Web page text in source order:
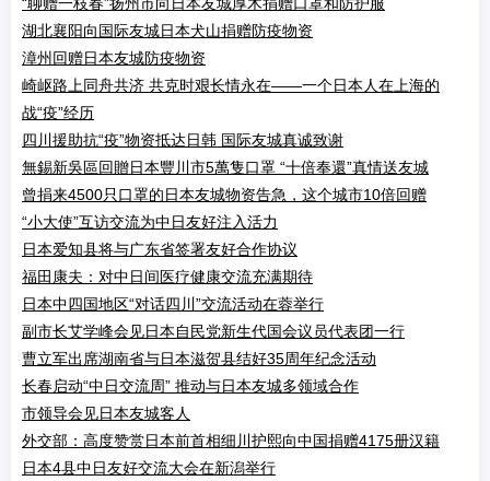
“聊赠一枝春”扬州市向日本友城厚木捐赠口罩和防护服
湖北襄阳向国际友城日本犬山捐赠防疫物资
漳州回赠日本友城防疫物资
崎岖路上同舟共济 共克时艰长情永在——一个日本人在上海的
战“疫”经历
四川援助抗“疫”物资抵达日韩 国际友城真诚致谢
無錫新吳區回贈日本豐川市5萬隻口罩 “十倍奉還”真情送友城
曾捐来4500只口罩的日本友城物资告急，这个城市10倍回赠
“小大使”互访交流为中日友好注入活力
日本爱知县将与广东省签署友好合作协议
福田康夫：对中日间医疗健康交流充满期待
日本中四国地区“对话四川”交流活动在蓉举行
副市长艾学峰会见日本自民党新生代国会议员代表团一行
曹立军出席湖南省与日本滋贺县结好35周年纪念活动
长春启动“中日交流周” 推动与日本友城多领域合作
市领导会见日本友城客人
外交部：高度赞赏日本前首相细川护熙向中国捐赠4175册汉籍
日本4县中日友好交流大会在新潟举行